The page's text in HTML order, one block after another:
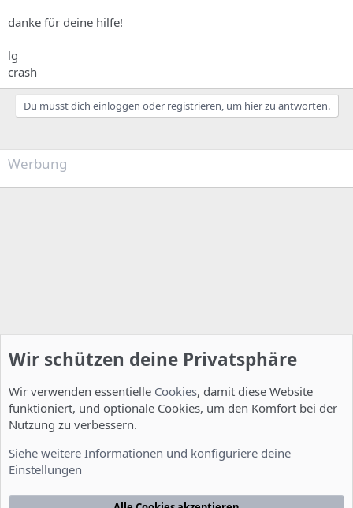
danke für deine hilfe!
lg
crash
Du musst dich einloggen oder registrieren, um hier zu antworten.
Werbung
Nutzungsbedingungen Datenschutzerklärung
Wir schützen deine Privatsphäre
Wir verwenden essentielle Cookies, damit diese Website
funktioniert, und optionale Cookies, um den Komfort bei der
Nutzung zu verbessern.
Siehe weitere Informationen und konfiguriere deine
Einstellungen